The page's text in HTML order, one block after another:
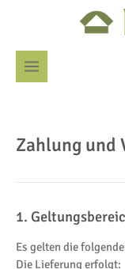
Zum Hauptinhalt
Zahlung und
1.
Es gelten die
Die Lieferung erfolgt: